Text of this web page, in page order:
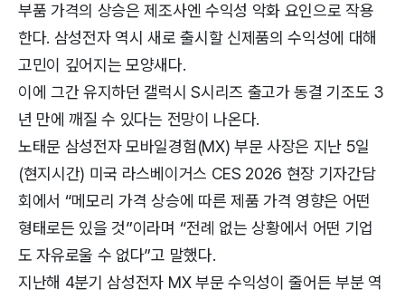
부품 가격의 상승은 제조사엔 수익성 악화 요인으로 작용
한다. 삼성전자 역시 새로 출시할 신제품의 수익성에 대해
고민이 깊어지는 모양새다.
이에 그간 유지하던 갤럭시 S시리즈 출고가 동결 기조도 3
년 만에 깨질 수 있다는 전망이 나온다.
노태문 삼성전자 모바일경험(MX) 부문 사장은 지난 5일
(현지시간) 미국 라스베이거스 CES 2026 현장 기자간담
회에서 “메모리 가격 상승에 따른 제품 가격 영향은 어떤
형태로든 있을 것”이라며 “전례 없는 상황에서 어떤 기업
도 자유로울 수 없다”고 말했다.
지난해 4분기 삼성전자 MX 부문 수익성이 줄어든 부분 역